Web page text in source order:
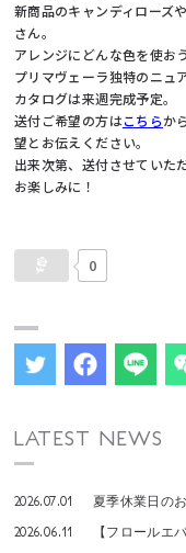
新商品のキャンディローズ
さん。
アレンジにどんな色を使お
プリマヴェーラ独特のニュ
カタログは来週完成予定。
送付ご希望の方はこちらか
望とお伝えください。
出来次第、送付させていた
お楽しみに！
0
LATEST NEWS
2026.07.01 夏季休業日の
2026.06.11 【フロールエ